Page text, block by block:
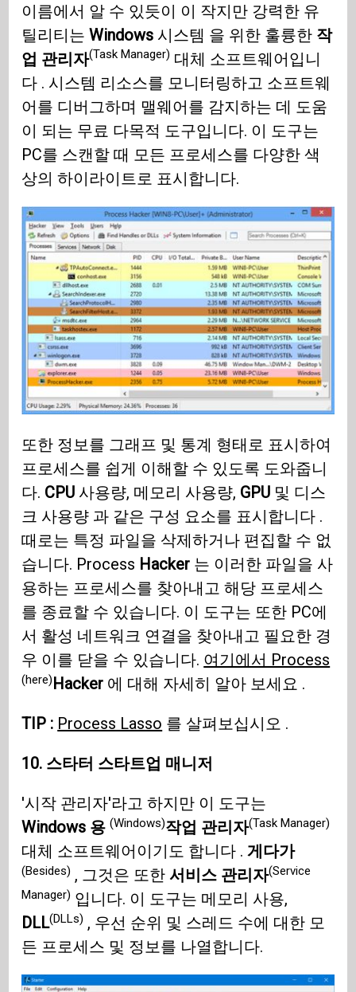
이름에서 알 수 있듯이 이 작지만 강력한 유
틸리티는Windows 시스템 을 위한 훌륭한 작
업 관리자(Task Manager) 대체 소프트웨어입니
다 . 시스템 리소스를 모니터링하고 소프트웨
어를 디버그하며 맬웨어를 감지하는 데 도움
이 되는 무료 다목적 도구입니다. 이 도구는
PC를 스캔할 때 모든 프로세스를 다양한 색
상의 하이라이트로 표시합니다.
또한 정보를 그래프 및 통계 형태로 표시하여
프로세스를 쉽게 이해할 수 있도록 도와줍니
다. CPU 사용량, 메모리 사용량, GPU 및 디스
크 사용량 과 같은 구성 요소를 표시합니다 .
때로는 특정 파일을 삭제하거나 편집할 수 없
습니다. Process Hacker 는 이러한 파일을 사
용하는 프로세스를 찾아내고 해당 프로세스
를 종료할 수 있습니다. 이 도구는 또한 PC에
서 활성 네트워크 연결을 찾아내고 필요한 경
우 이를 닫을 수 있습니다. 여기에서 Process
(here)Hacker 에 대해 자세히 알아 보세요 .
TIP : Process Lasso 를 살펴보십시오 .
10. 스타터 스타트업 매니저
'시작 관리자'라고 하지만 이 도구는
Windows 용(Windows)작업 관리자(Task Manager)
대체 소프트웨어이기도 합니다 .게다가
(Besides) , 그것은 또한 서비스 관리자(Service
Manager) 입니다. 이 도구는 메모리 사용,
DLL(DLLs) , 우선 순위 및 스레드 수에 대한 모
든 프로세스 및 정보를 나열합니다.